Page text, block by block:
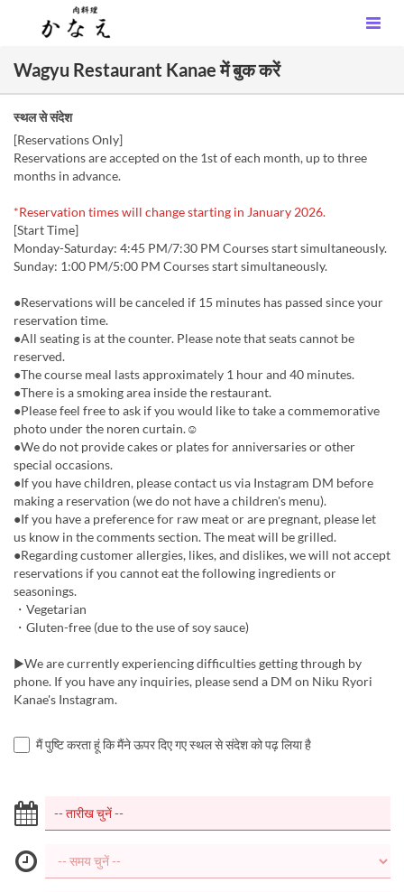
Wagyu Restaurant Kanae में बुक करें
स्थल से संदेश
[Reservations Only]
Reservations are accepted on the 1st of each month, up to three
months in advance.
*Reservation times will change starting in January 2026.
[Start Time]
Monday-Saturday: 4:45 PM/7:30 PM Courses start simultaneously.
Sunday: 1:00 PM/5:00 PM Courses start simultaneously.
●Reservations will be canceled if 15 minutes has passed since your
reservation time.
●All seating is at the counter. Please note that seats cannot be
reserved.
●The course meal lasts approximately 1 hour and 40 minutes.
●There is a smoking area inside the restaurant.
●Please feel free to ask if you would like to take a commemorative
photo under the noren curtain.☺︎
●We do not provide cakes or plates for anniversaries or other
special occasions.
●If you have children, please contact us via Instagram DM before
making a reservation (we do not have a children's menu).
●If you have a preference for raw meat or are pregnant, please let
us know in the comments section. The meat will be grilled.
●Regarding customer allergies, likes, and dislikes, we will not accept
reservations if you cannot eat the following ingredients or
seasonings.
・Vegetarian
・Gluten-free (due to the use of soy sauce)
▶︎We are currently experiencing difficulties getting through by
phone. If you have any inquiries, please send a DM on Niku Ryori
Kanae's Instagram.
मैं पुष्टि करता हूं कि मैंने ऊपर दिए गए स्थल से संदेश को पढ़ लिया है